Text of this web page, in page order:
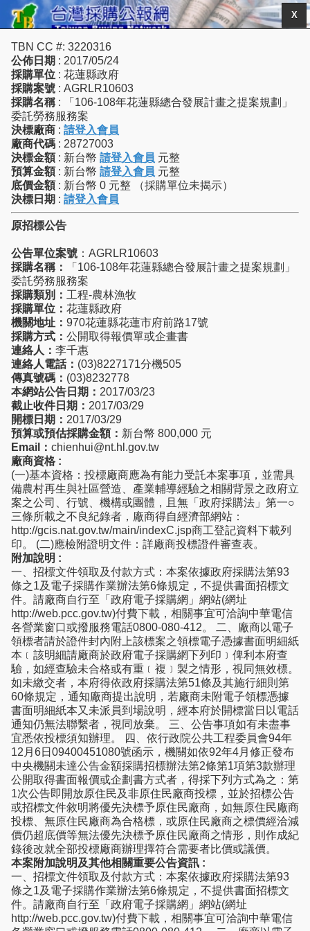
X
TBN CC #: 3220316
公佈日期 : 2017/05/24
採購單位 : 花蓮縣政府
採購案號 : AGRLR10603
採購名稱 : 「106-108年花蓮縣總合發展計畫之提案規劃」
委託勞務服務案
決標廠商 : 請登入會員
廠商代碼 : 28727003
決標金額 : 新台幣 請登入會員 元整
預算金額 : 新台幣 請登入會員 元整
底價金額 : 新台幣 0 元整 （採購單位未揭示）
決標日期 : 請登入會員
原招標公告
公告單位案號 ：AGRLR10603
採購名稱：
「106-108年花蓮縣總合發展計畫之提案規劃」
委託勞務服務案
採購類別： 工程-農林漁牧
採購單位： 花蓮縣政府
機關地址： 970花蓮縣花蓮市府前路17號
採購方式： 公開取得報價單或企畫書
連絡人： 李千惠
連絡人電話： (03)8227171分機505
傳真號碼： (03)8232778
本網站公告日期： 2017/03/23
截止收件日期： 2017/03/29
開標日期： 2017/03/29
預算或預估採購金額： 新台幣 800,000 元
Email： chienhui@nt.hl.gov.tw
廠商資格 :
(一)基本資格：投標廠商應為有能力受託本案事項，並需具
備農村再生與社區營造、產業輔導經驗之相關背景之政府立
案之公司、行號、機構或團體，且無「政府採購法」第一○
三條所載之不良紀錄者，廠商得自經濟部網站：
http://gcis.nat.gov.tw/main/indexC.jsp商工登記資料下載列
印。 (二)應檢附證明文件：詳廠商投標證件審查表。
附加說明 :
一、招標文件領取及付款方式：本案依據政府採購法第93
條之1及電子採購作業辦法第6條規定，不提供書面招標文
件。請廠商自行至「政府電子採購網」網站(網址
http://web.pcc.gov.tw)付費下載，相關事宜可洽詢中華電信
各營業窗口或撥服務電話0800-080-412。 二、廠商以電子
領標者請於證件封內附上該標案之領標電子憑據書面明細紙
本﹝該明細請廠商於政府電子採購網下列印﹞俾利本府查
驗，如經查驗未合格或有重﹝複﹞製之情形，視同無效標。
如未繳交者，本府得依政府採購法第51條及其施行細則第
60條規定，通知廠商提出說明，若廠商未附電子領標憑據
書面明細紙本又未派員到場說明，經本府於開標當日以電話
通知仍無法聯繫者，視同放棄。 三、公告事項如有未盡事
宜悉依投標須知辦理。 四、依行政院公共工程委員會94年
12月6日09400451080號函示，機關如依92年4月修正發布
中央機關未達公告金額採購招標辦法第2條第1項第3款辦理
公開取得書面報價或企劃書方式者，得採下列方式為之：第
1次公告即開放原住民及非原住民廠商投標，並於招標公告
或招標文件敘明將優先決標予原住民廠商，如無原住民廠商
投標、無原住民廠商為合格標，或原住民廠商之標價經洽減
價仍超底價等無法優先決標予原住民廠商之情形，則作成紀
錄後改就全部投標廠商辦理擇符合需要者比價或議價。
本案附加說明及其他相關重要公告資訊 :
一、招標文件領取及付款方式：本案依據政府採購法第93
條之1及電子採購作業辦法第6條規定，不提供書面招標文
件。請廠商自行至「政府電子採購網」網站(網址
http://web.pcc.gov.tw)付費下載，相關事宜可洽詢中華電信